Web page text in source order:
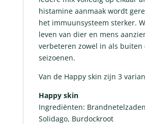
histamine aanmaak wordt
het immuunsysteem sterker.
leven van dier en mens
verbeteren zowel in als buiten
seizoenen.
Van de Happy skin zijn 3
Happy skin
Ingrediënten:
Solidago, Burdockroot